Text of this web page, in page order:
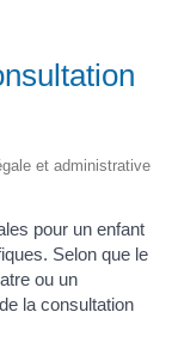
et administrative
pour un enfant
Selon que le
ou un
la consultation